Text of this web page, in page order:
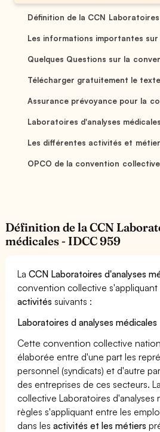
Définition de la CCN Laboratoires
Les informations importantes
Quelques Questions sur la
Télécharger gratuitement le
Assurance prévoyance pour la
Laboratoires d'analyses
Les différentes activités et
OPCO de la convention
Définition de la CCN
médicales - IDCC 959
LaCCN Laboratoires d'analyses
convention collective
activités suivants :
Laboratoires d analyses médicales
Cette convention collective
élaborée entre d'une part les
personnel (syndicats) et d'autre
des entreprises de ces secteurs.
collective Laboratoires d'analyses
règles s'appliquant entre les
dans lesactivités et les métiers